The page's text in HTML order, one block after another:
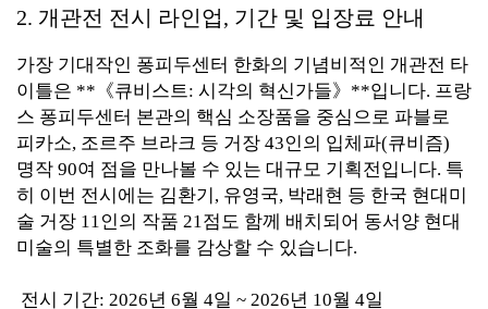
2. 개관전 전시 라인업, 기간 및 입장료 안내
가장 기대작인 퐁피두센터 한화의 기념비적인 개관전 타
이틀은 **《큐비스트: 시각의 혁신가들》**입니다. 프랑
스 퐁피두센터 본관의 핵심 소장품을 중심으로 파블로
피카소, 조르주 브라크 등 거장 43인의 입체파(큐비즘)
명작 90여 점을 만나볼 수 있는 대규모 기획전입니다. 특
히 이번 전시에는 김환기, 유영국, 박래현 등 한국 현대미
술 거장 11인의 작품 21점도 함께 배치되어 동서양 현대
미술의 특별한 조화를 감상할 수 있습니다.
전시 기간: 2026년 6월 4일 ~ 2026년 10월 4일